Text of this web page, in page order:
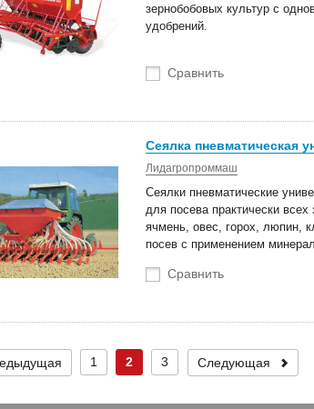
зернобобовых культур с
удобрений.
Сравнить
Сеялка пневматическая
Лидагропроммаш
Сеялки пневматические
для посева практически
ячмень, овес, горох, люпин,
посев с применением
Сравнить
1 2 3 Следующая